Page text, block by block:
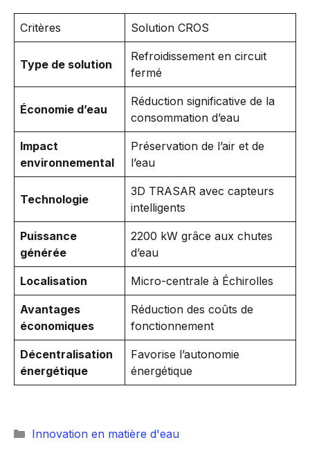
Critères Solution CROS
Type de solution
Refroidissement en circuit
fermé
Économie d’eau
Réduction significative de la
consommation d’eau
Impact
environnemental
Préservation de l’air et de
l’eau
Technologie
3D TRASAR avec capteurs
intelligents
Puissance
générée
2200 kW grâce aux chutes
d’eau
Localisation Micro-centrale à Échirolles
Avantages
économiques
Réduction des coûts de
fonctionnement
Décentralisation
énergétique
Favorise l’autonomie
énergétique
Catégories
Innovation en matière d'eau